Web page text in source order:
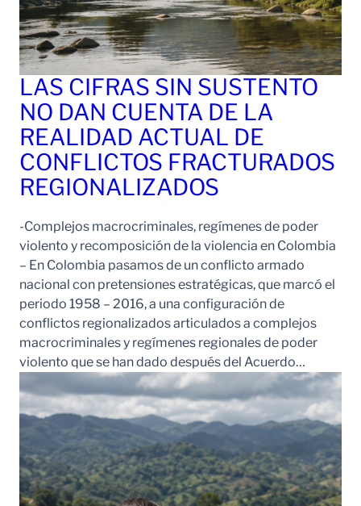
LAS CIFRAS SIN SUSTENTO
NO DAN CUENTA DE LA
REALIDAD ACTUAL DE
CONFLICTOS FRACTURADOS
REGIONALIZADOS
-Complejos macrocriminales, regímenes de poder
violento y recomposición de la violencia en Colombia
– En Colombia pasamos de un conflicto armado
nacional con pretensiones estratégicas, que marcó el
periodo 1958 – 2016, a una configuración de
conflictos regionalizados articulados a complejos
macrocriminales y regímenes regionales de poder
violento que se han dado después del Acuerdo…